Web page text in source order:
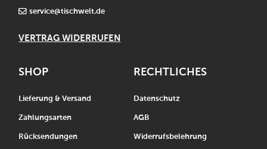
service@tischwelt.de
VERTRAG WIDERRUFEN
SHOP
Lieferung & Versand
Zahlungsarten
Rücksendungen
RECHTLICHES
Datenschutz
AGB
Widerrufsbelehrung